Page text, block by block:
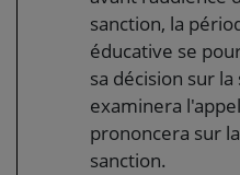
sanction, la
éducative se
sa décision sur
examinera
prononcera sur
sanction.